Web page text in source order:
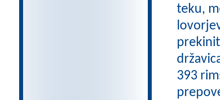
teku,
393